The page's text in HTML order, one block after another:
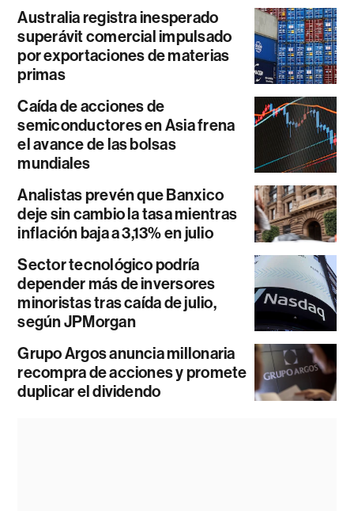
Australia registra inesperado
superávit comercial impulsado
por exportaciones de materias
primas
Caída de acciones de
semiconductores en Asia frena
el avance de las bolsas
mundiales
Analistas prevén que Banxico
deje sin cambio la tasa mientras
inflación baja a 3,13% en julio
Sector tecnológico podría
depender más de inversores
minoristas tras caída de julio,
según JPMorgan
Grupo Argos anuncia millonaria
recompra de acciones y promete
duplicar el dividendo